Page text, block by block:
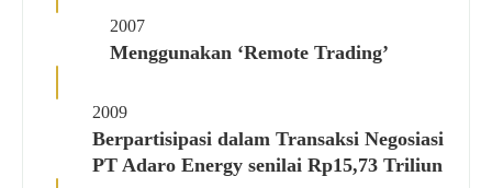
2007
Menggunakan ‘Remote Trading’
2009
Berpartisipasi dalam Transaksi Negosiasi
PT Adaro Energy senilai Rp15,73 Triliun